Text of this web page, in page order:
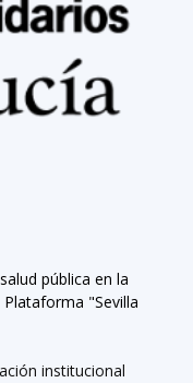
pública en la
"Sevilla
institucional